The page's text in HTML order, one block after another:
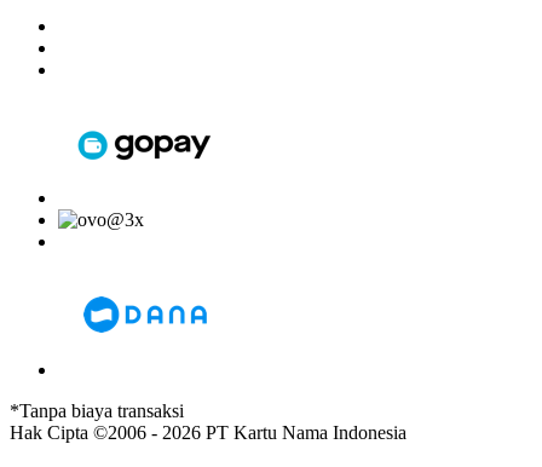
*Tanpa biaya transaksi
Hak Cipta ©2006 - 2026 PT Kartu Nama Indonesia